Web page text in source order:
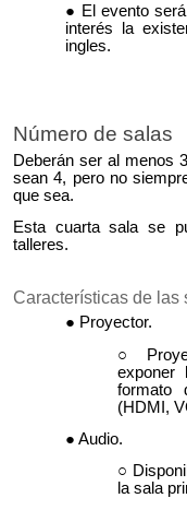
El evento
interés la
ingles.
Número de salas
Deberán ser al menos
sean 4, pero no
que sea.
Esta cuarta sala se
talleres.
Características de las
Proyector.
exponer
formato
(HDMI,
Audio.
la sala